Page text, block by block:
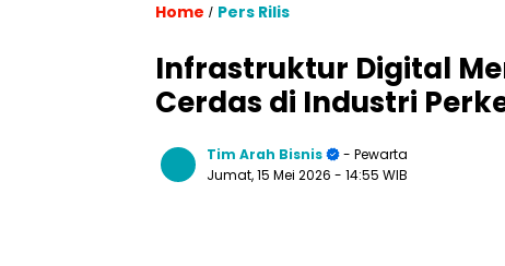
Home / Pers Rilis
Infrastruktur Digital
Cerdas di Industri
Tim Arah Bisnis
- Pewarta
Jumat, 15 Mei 2026 - 14:55 WIB